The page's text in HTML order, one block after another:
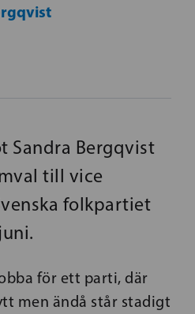
Sandra Bergqvist
till vice
folkpartiet
för ett parti, där
men ändå står stadigt